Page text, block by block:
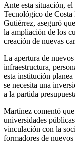
Ante esta situación,
Tecnológico de
Gutiérrez, aseguró
la ampliación de los
creación de nuevas
La apertura de
infraestructura,
esta institución
se necesita una
a la partida
Martínez comentó
universidades
vinculación con la
formadores de